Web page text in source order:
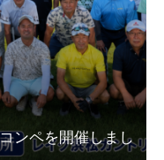
ンペを開催しまし